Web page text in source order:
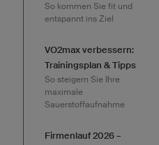
So kommen Sie fit und
entspannt ins Ziel
VO2max verbessern:
Trainingsplan & Tipps
So steigern Sie Ihre
maximale
Sauerstoffaufnahme
Firmenlauf 2026 –